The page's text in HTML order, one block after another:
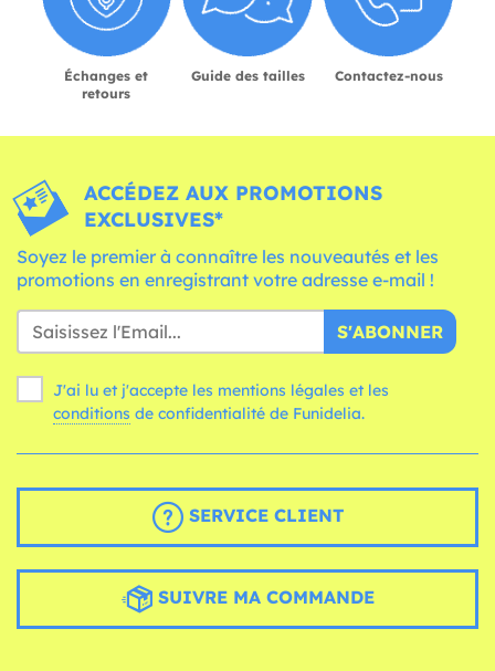
Échanges et
retours
Guide des tailles Contactez-nous
ACCÉDEZ AUX PROMOTIONS
EXCLUSIVES*
Soyez le premier à connaître les nouveautés et les
promotions en enregistrant votre adresse e-mail !
S'ABONNER
J'ai lu et j'accepte les mentions légales et les
conditions de confidentialité de Funidelia.
SERVICE CLIENT
SUIVRE MA COMMANDE